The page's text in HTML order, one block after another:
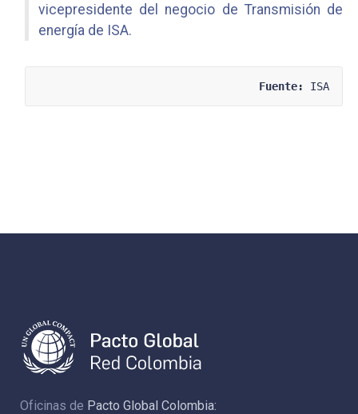
vicepresidente del negocio de Transmisión de
energía de ISA.
Fuente: ISA
Oficinas de Pacto Global Colombia: